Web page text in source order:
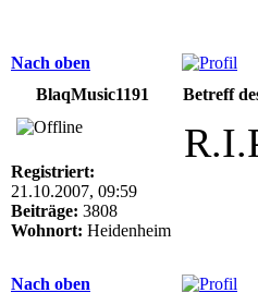
Nach oben
BlaqMusic1191
Betreff
Registriert:
21.10.2007, 09:59
Beiträge: 3808
Wohnort: Heidenheim
Nach oben